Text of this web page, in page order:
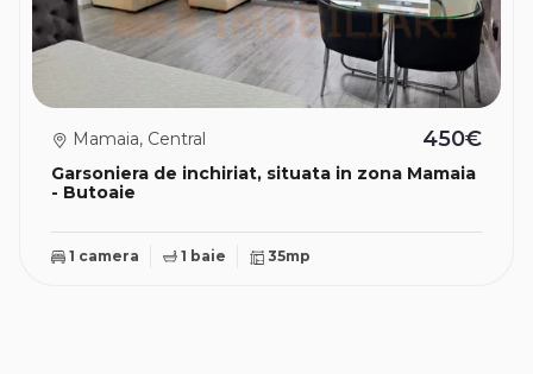
Garsoniera de inchiriat, situata in zona Mamaia
- Butoaie
Mamaia, Central 450€
1 camera 1 baie 35mp